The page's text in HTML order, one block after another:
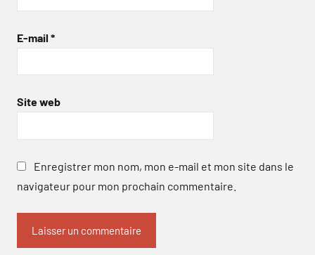
E-mail *
Site web
Enregistrer mon nom, mon e-mail et mon site dans le
navigateur pour mon prochain commentaire.